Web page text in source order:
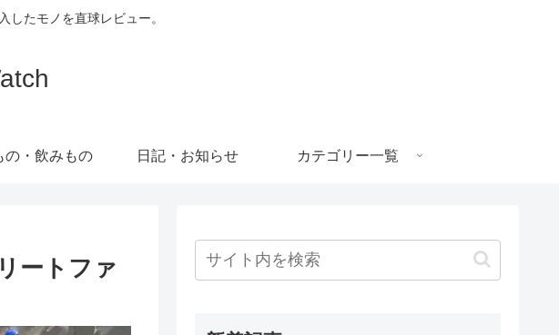
したモノを直球レビュー。
の・飲みもの 日記・お知らせ カテゴリー一覧
ートファ